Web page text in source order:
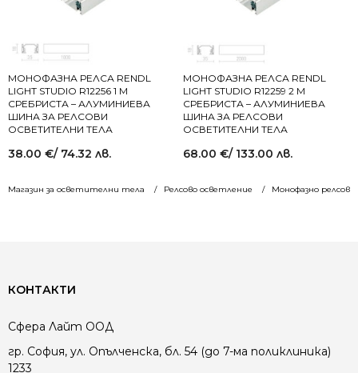
Магазин за осветителни тела Релсово осветление Монофазнo
МОНОФАЗНА РЕЛСА RENDL
LIGHT STUDIO R12256 1 М
СРЕБРИСТА – АЛУМИНИЕВА
ШИНА ЗА РЕЛСОВИ
ОСВЕТИТЕЛНИ ТЕЛА
38.00 €/ 74.32 лв.
МОНОФАЗНА РЕЛСА RENDL
LIGHT STUDIO R12259 2 М
СРЕБРИСТА – АЛУМИНИЕВА
ШИНА ЗА РЕЛСОВИ
ОСВЕТИТЕЛНИ ТЕЛА
68.00 €/ 133.00 лв.
КОНТАКТИ
Сфера Лайт ООД
гр. София, ул. Опълченска, бл. 54 (до 7-ма поликлиника)
1233